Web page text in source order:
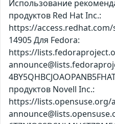
Использование
продуктов Red Hat Inc.:
https://access.redhat.com/
14905 Для Fedora:
https://
продуктов Novell Inc.:
https://lists.opensuse.org/